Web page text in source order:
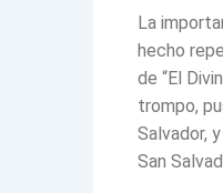
La
hecho
de “El
trompo,
Salvador,
San